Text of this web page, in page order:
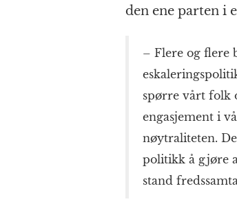
den ene parten i
– Flere og flere
spørre vårt folk
engasjement i
nøytraliteten.
politikk å gjøre
stand